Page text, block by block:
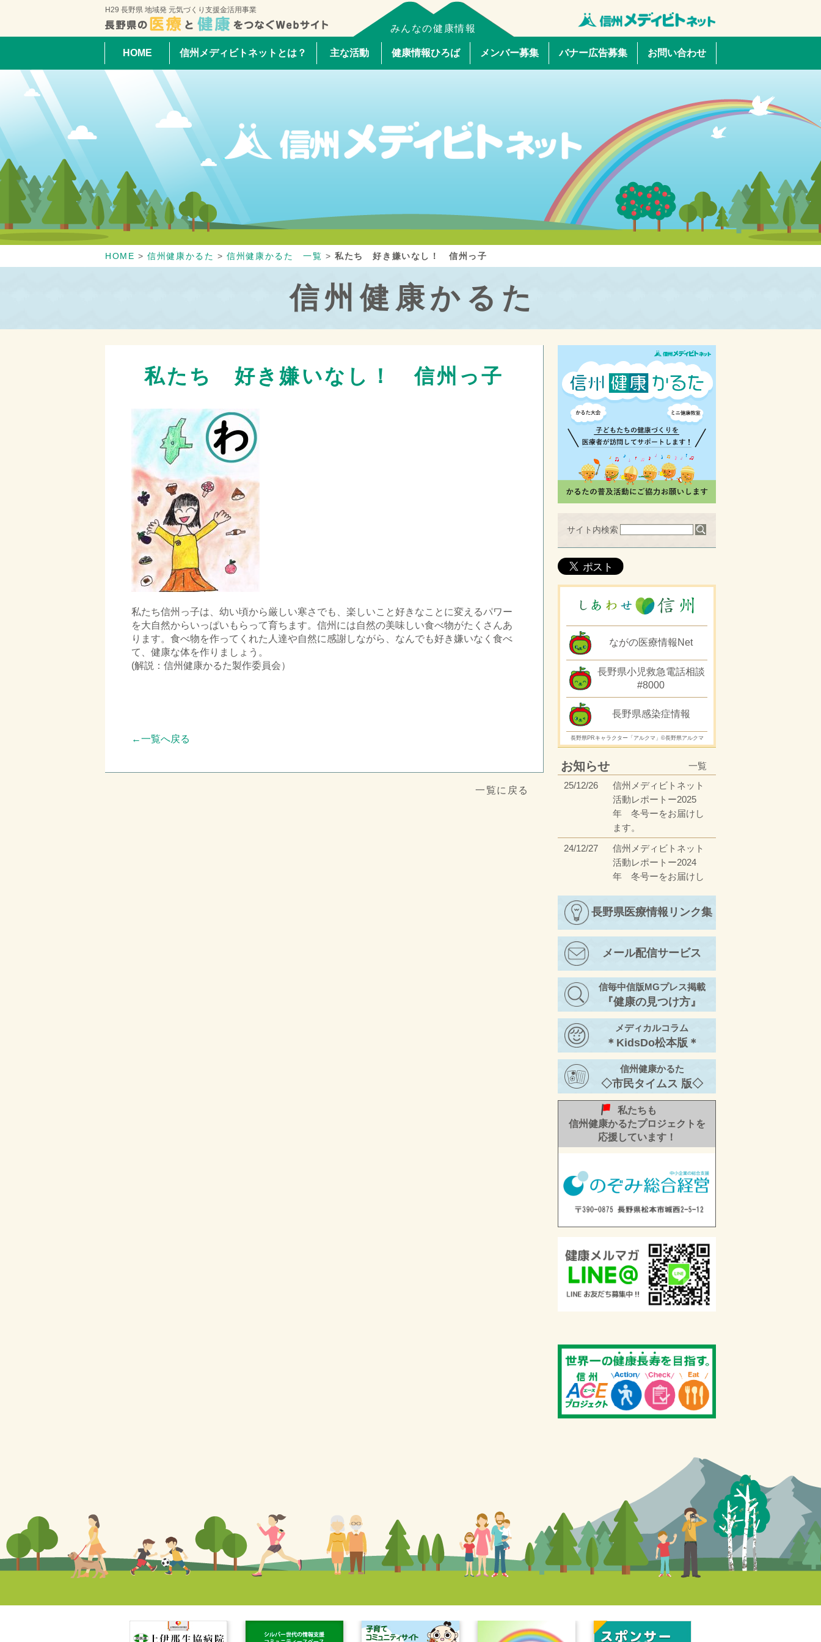
H29 長野県 地域発 元気づくり支援金活用事業
みんなの健康情報
HOME 信州メディビトネットとは？ 主な活動 健康情報ひろば メンバー募集 バナー広告募集 お問い合わせ
HOME >信州健康かるた >信州健康かるた 一覧 >私たち 好き嫌いなし！ 信州っ子
信州健康かるた
私たち 好き嫌いなし！ 信州っ子
私たち信州っ子は、幼い頃から厳しい寒さでも、楽しいこと好きなことに変えるパワー
を大自然からいっぱいもらって育ちます。信州には自然の美味しい食べ物がたくさんあ
ります。食べ物を作ってくれた人達や自然に感謝しながら、なんでも好き嫌いなく食べ
て、健康な体を作りましょう。
(解説：信州健康かるた製作委員会）
←一覧へ戻る
一覧に戻る
サイト内検索
ながの医療情報Net
長野県小児救急電話相談
#8000
長野県感染症情報
長野県PRキャラクター「アルクマ」©長野県アルクマ
一覧
お知らせ
25/12/26
信州メディビトネット
活動レポートー2025
年 冬号ーをお届けし
ます。
24/12/27
信州メディビトネット
活動レポートー2024
年 冬号ーをお届けし
23/12/27
信州メディビトネット
年 冬号ーをお届けし
ます。
23/4/17
信州メディビトネット
活動レポートー2023
年 春号ーをお届けし
ます。
22/11/30
信州メディビトネット
活動レポートー2022
年 秋号②ーをお届け
します。
長野県医療情報リンク集
メール配信サービス
信毎中信版MGプレス掲載
『健康の見つけ方』
メディカルコラム
＊KidsDo松本版＊
信州健康かるた
◇市民タイムス 版◇
私たちも
信州健康かるたプロジェクトを
応援しています！